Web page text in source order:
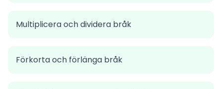
Multiplicera och dividera bråk
Förkorta och förlänga bråk